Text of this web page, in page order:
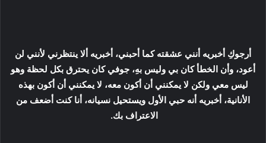
أرجوكِ أخبريه أنني عشقته كما أحبني، أخبريه ألا ينتظرني لأنني لن
أعود، وأن الخطأ كان بي وليس بهِ، جوفي كان يحترق بكل لحظة وهو
ليس معي ولكن لا يمكنني أن أكون معه، لا يمكنني أن أكون بهذه
الأنانية، أخبريه أنه حبي الأول ويستحيل نسيانه، أنا كنت أضعف من
الاعتراف بك.